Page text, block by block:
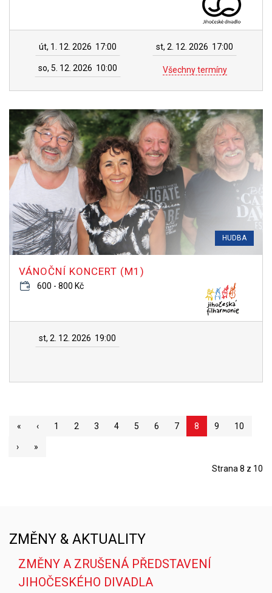
út, 1. 12. 2026 17:00 st, 2. 12. 2026 17:00
so, 5. 12. 2026 10:00 Všechny termíny
HUDBA
VÁNOČNÍ KONCERT (M1)
600 - 800 Kč
st, 2. 12. 2026 19:00
« ‹ 1 2 3 4 5 6 7 8 9 10
› »
Strana 8 z 10
ZMĚNY & AKTUALITY
ZMĚNY A ZRUŠENÁ PŘEDSTAVENÍ
JIHOČESKÉHO DIVADLA